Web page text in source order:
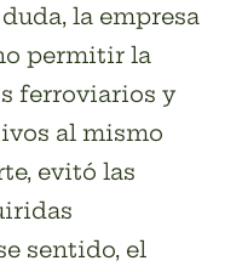
la empresa
permitir la
ferroviarios y
al mismo
evitó las
sentido, el